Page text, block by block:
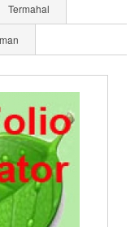
Termahal